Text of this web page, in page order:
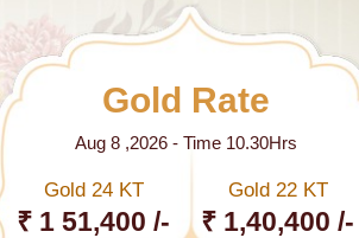
Gold Rate
Aug 8 ,2026 - Time 10.30Hrs
Gold 24 KT
₹ 1 51,400 /-
Gold 22 KT
₹ 1,40,400 /-